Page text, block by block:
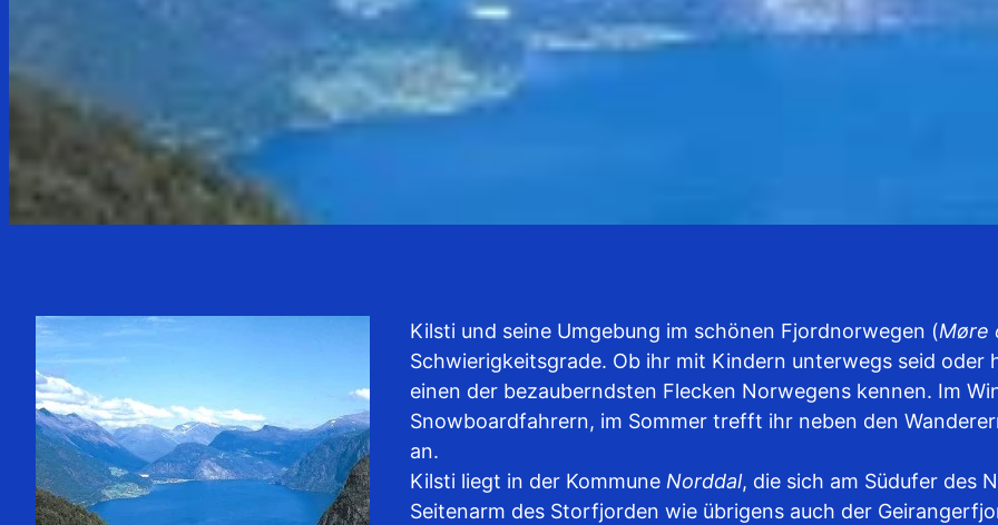
Kilsti und seine Umgebung im schönen Fjordnorwegen (Møre
Schwierigkeitsgrade. Ob ihr mit Kindern unterwegs seid
einen der bezauberndsten Flecken Norwegens kennen. Im
Snowboardfahrern, im Sommer trefft ihr neben den
an.
Kilsti liegt in der Kommune Norddal, die sich am Südufer des
Seitenarm des Storfjorden wie übrigens auch der